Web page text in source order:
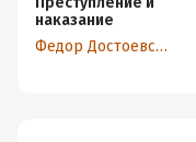
наказание
Федор Достоевский